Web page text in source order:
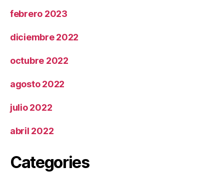
febrero 2023
diciembre 2022
octubre 2022
agosto 2022
julio 2022
abril 2022
Categories